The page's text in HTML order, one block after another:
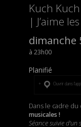
Kuch
| J’aime
dimanche
23h00
Planifié
Ouvrir dans
Dans le cadre du
musicales !
Séance suivie d'un